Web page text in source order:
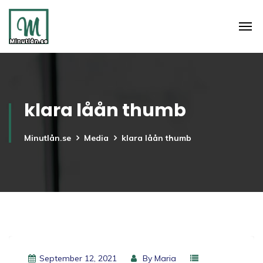
klara låån thumb
Minutlån.se Media klara låån thumb
September 12, 2021 By Maria